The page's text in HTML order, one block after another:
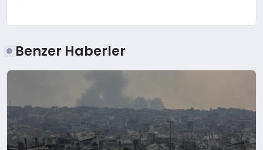
Benzer Haberler